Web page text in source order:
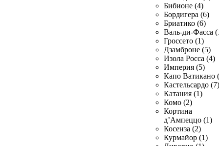
Бибионе (4)
Бордигера (6)
Бриатико (6)
Валь-ди-Фасса
Гроссето (1)
Дзамброне (5)
Изола Росса (4)
Империя (5)
Капо Ватикано
Кастельсардо (7)
Катания (1)
Комо (2)
Кортина
д’Ампеццо (1)
Косенза (2)
Курмайор (1)